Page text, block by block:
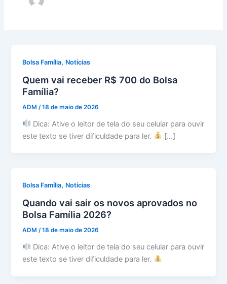
Bolsa Família, Notícias
Quem vai receber R$ 700 do Bolsa
Família?
ADM /18 de maio de 2026
Dica: Ative o leitor de tela do seu celular para ouvir
este texto se tiver dificuldade para ler.
[…]
Bolsa Família, Notícias
Quando vai sair os novos aprovados no
Bolsa Família 2026?
ADM/18 de maio de 2026
Dica: Ative o leitor de tela do seu celular para ouvir
este texto se tiver dificuldade para ler.